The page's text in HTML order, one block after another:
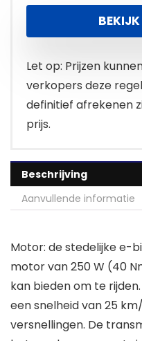
Let op: Prijzen
verkopers deze
definitief afrekenen
prijs.
Beschrijving
Aanvullende informatie
Motor: de stedelijke e-
motor van 250 W (40
kan bieden om te
een snelheid van 25
versnellingen. De